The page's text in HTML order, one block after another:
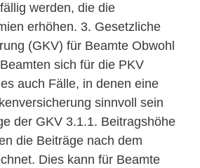
werden, die die
erhöhen. 3. Gesetzliche
(GKV) für Beamte Obwohl
sich für die PKV
auch Fälle, in denen eine
sinnvoll sein
der GKV 3.1.1. Beitragshöhe
die Beiträge nach dem
Dies kann für Beamte